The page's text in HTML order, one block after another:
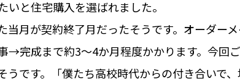
と住宅購入を選ばれました。
月が契約終了月だったそうです。オーダー
完成まで約3～4か月程度かかります。今回
うです。「僕たち高校時代からの付き合いで